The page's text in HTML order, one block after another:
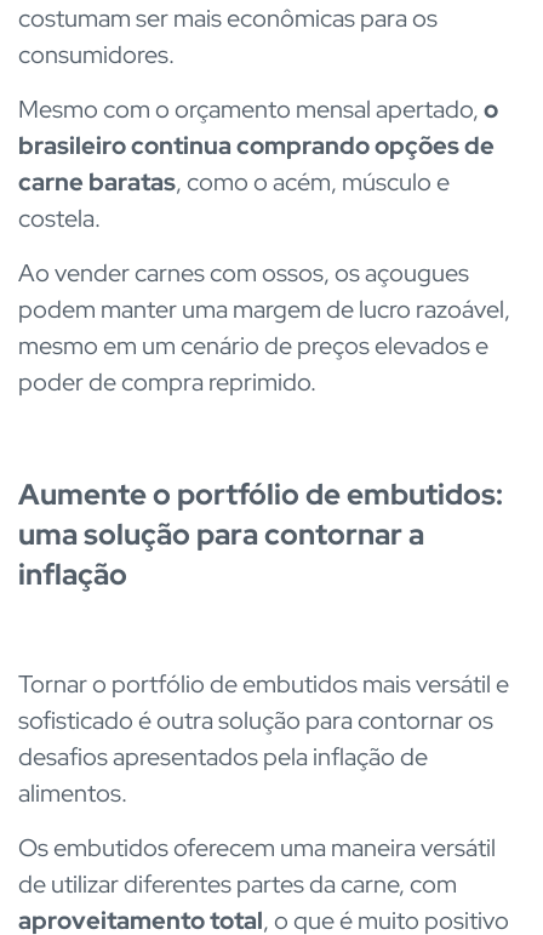
costumam ser mais econômicas para os
consumidores.
Mesmo com o orçamento mensal apertado,o
brasileiro continua comprando opções de
carne baratas, como o acém, músculo e
costela.
Ao vender carnes com ossos, os açougues
podem manter uma margem de lucro razoável,
mesmo em um cenário de preços elevados e
poder de compra reprimido.
Aumente o portfólio de embutidos:
uma solução para contornar a
inflação
Tornar o portfólio de embutidos mais versátil e
sofisticado é outra solução para contornar os
desafios apresentados pela inflação de
alimentos.
Os embutidos oferecem uma maneira versátil
de utilizar diferentes partes da carne, com
aproveitamento total, o que é muito positivo